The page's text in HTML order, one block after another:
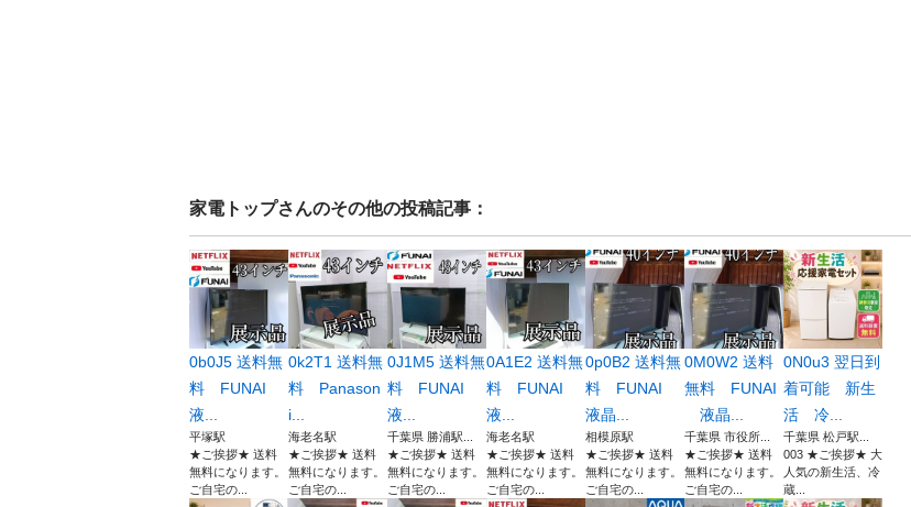
家電トップさんのその他の投稿記事：
0b0J5 送料無
料 FUNAI
液...
平塚駅
★ご挨拶★ 送料
無料になります。
ご自宅の...
0k2T1 送料無
料 Panason
i...
海老名駅
★ご挨拶★ 送料
無料になります。
ご自宅の...
0J1M5 送料無
料 FUNAI
液...
千葉県 勝浦駅...
★ご挨拶★ 送料
無料になります。
ご自宅の...
0A1E2 送料無
料 FUNAI
液...
海老名駅
★ご挨拶★ 送料
無料になります。
ご自宅の...
0p0B2 送料無
料 FUNAI
液晶...
相模原駅
★ご挨拶★ 送料
無料になります。
ご自宅の...
0M0W2 送料
無料 FUNAI
液晶...
千葉県 市役所...
★ご挨拶★ 送料
無料になります。
ご自宅の...
0N0u3 翌日到
着可能 新生
活 冷...
千葉県 松戸駅...
003 ★ご挨拶★ 大
人気の新生活、冷
蔵...